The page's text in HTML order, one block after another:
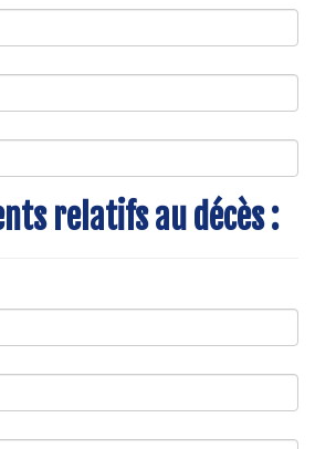
relatifs au décès :